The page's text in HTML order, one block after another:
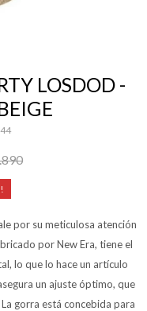
LOSDOD -
por su meticulosa atención
por New Era, tiene el
lo que lo hace un artículo
un ajuste óptimo, que
gorra está concebida para